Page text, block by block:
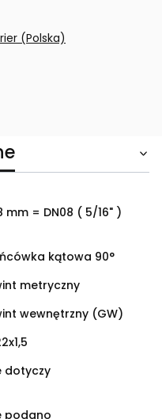
(Polska)
mm = DN08 ( 5/16" )
kątowa 90°
metryczny
wewnętrzny (GW)
dotyczy
podano